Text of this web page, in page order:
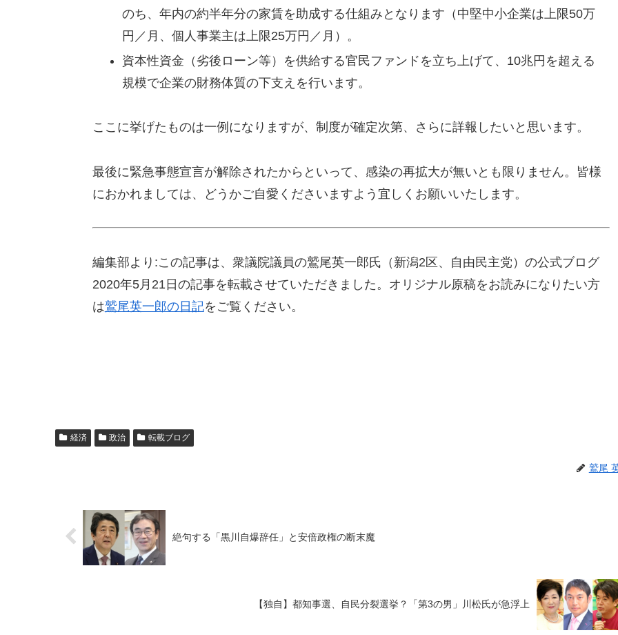
のち、年内の約半年分の家賃を助成する仕組みとなります（中堅中小企業は上限50万
円／月、個人事業主は上限25万円／月）。
資本性資金（劣後ローン等）を供給する官民ファンドを立ち上げて、10兆円を超える
規模で企業の財務体質の下支えを行います。
ここに挙げたものは一例になりますが、制度が確定次第、さらに詳報したいと思います。
最後に緊急事態宣言が解除されたからといって、感染の再拡大が無いとも限りません。皆様
におかれましては、どうかご自愛くださいますよう宜しくお願いいたします。
編集部より:この記事は、衆議院議員の鷲尾英一郎氏（新潟2区、自由民主党）の公式ブログ
2020年5月21日の記事を転載させていただきました。オリジナル原稿をお読みになりたい方
は鷲尾英一郎の日記をご覧ください。
経済 政治 転載ブログ
鷲尾
絶句する「黒川自爆辞任」と安倍政権の断末魔
【独自】都知事選、自民分裂選挙？「第3の男」川松氏が急浮上